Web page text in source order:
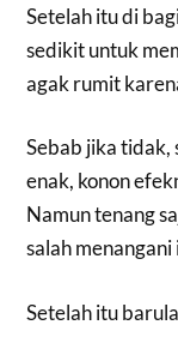
Setelah itu di
sedikit untuk
agak rumit
Sebab jika tidak,
enak, konon
Namun tenang
salah
Setelah itu